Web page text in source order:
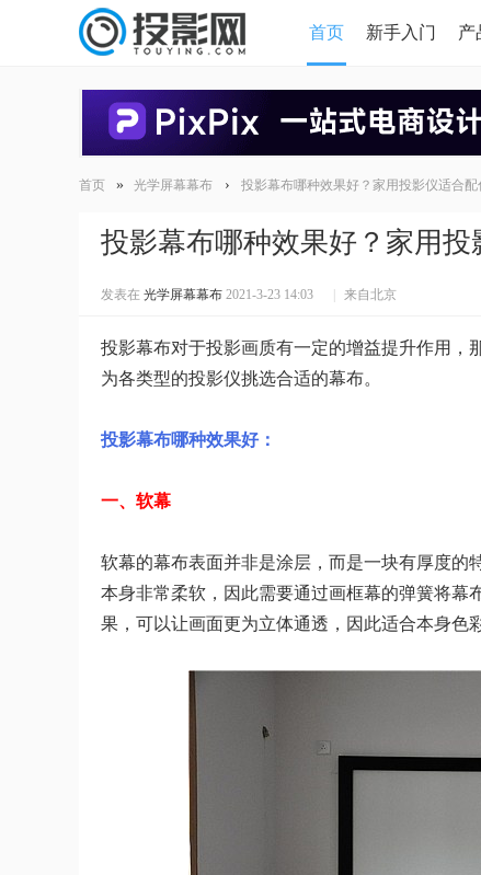
首页 新手入门 产
HDMI版本对比
首页 » 光学屏幕幕布 › 投影幕布哪种效果好？家用投影仪适合配
投影幕布哪种效果好？家用
发表在 光学屏幕幕布 2021-3-23 14:03 来自北京
投影幕布对于投影画质有一定的增益提升作用，
为各类型的投影仪挑选合适的幕布。
投影幕布哪种效果好：
一、软幕
软幕的幕布表面并非是涂层，而是一块有厚度的
本身非常柔软，因此需要通过画框幕的弹簧将幕
果，可以让画面更为立体通透，因此适合本身色